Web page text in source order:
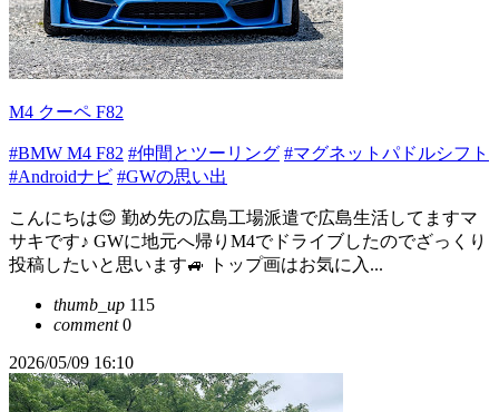
M4 クーペ F82
#BMW M4 F82 #仲間とツーリング #マグネットパドルシフト
#Androidナビ #GWの思い出
こんにちは😊 勤め先の広島工場派遣で広島生活してますマ
サキです♪ GWに地元へ帰りM4でドライブしたのでざっくり
投稿したいと思います🚙 トップ画はお気に入...
thumb_up 115
comment0
2026/05/09 16:10